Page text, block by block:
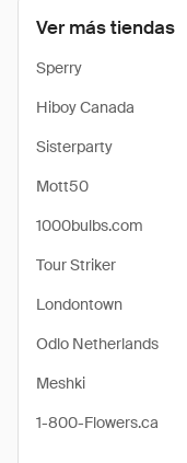
Ver más tiendas
Sperry
Hiboy Canada
Sisterparty
Mott50
1000bulbs.com
Tour Striker
Londontown
Odlo Netherlands
Meshki
1-800-Flowers.ca